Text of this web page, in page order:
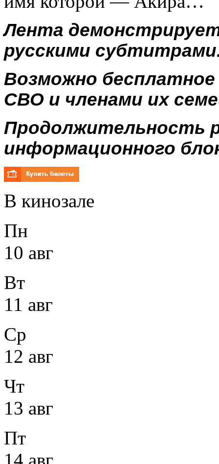
Лента
русскими
Возможно
СВО и членами их
Продолжительность
информационного
В кинозале
Пн
10 авг
Вт
11 авг
Ср
12 авг
Чт
13 авг
Пт
14 авг